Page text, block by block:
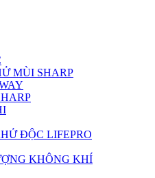
MÙI SHARP
ĐỘC LIFEPRO
KHÔNG KHÍ